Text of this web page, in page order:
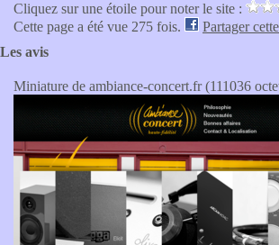
Cliquez sur une étoile pour noter le site :
Cette page a été vue 275 fois.
Partager
Les avis
Miniature de ambiance-concert.fr (111036